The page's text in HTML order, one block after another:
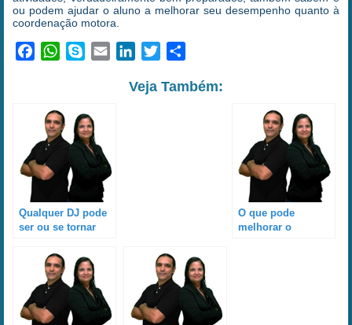
ou podem ajudar o aluno a melhorar seu desempenho quanto à
coordenação motora.
FacebookWhatsApp
Skype Email LinkedInTwitter
Veja Também:
Qualquer DJ pode
ser ou se tornar
instrutor/professor?
O que pode
melhorar o